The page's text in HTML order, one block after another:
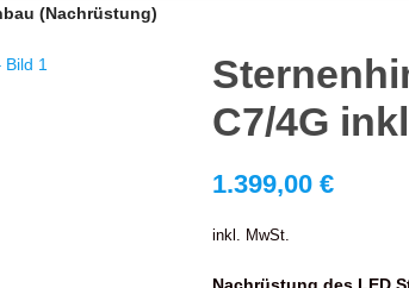
(Nachrüstung)
C7/4G
1.399,00 €
inkl. MwSt.